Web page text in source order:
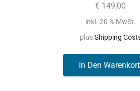
€ 149,00
inkl. 20 % MwSt.
plusShipping
In Den